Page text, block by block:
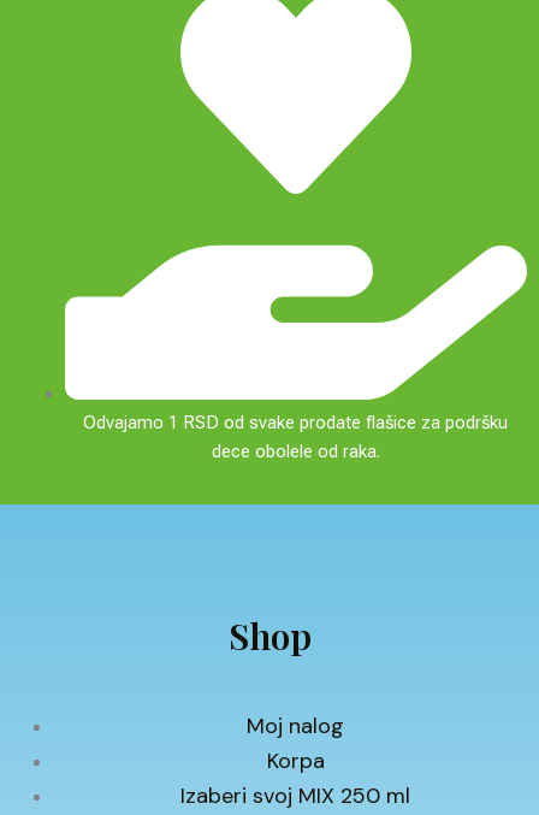
Odvajamo 1 RSD od svake prodate flašice za podršku
dece obolele od raka.
Shop
Moj nalog
Korpa
Izaberi svoj MIX 250 ml